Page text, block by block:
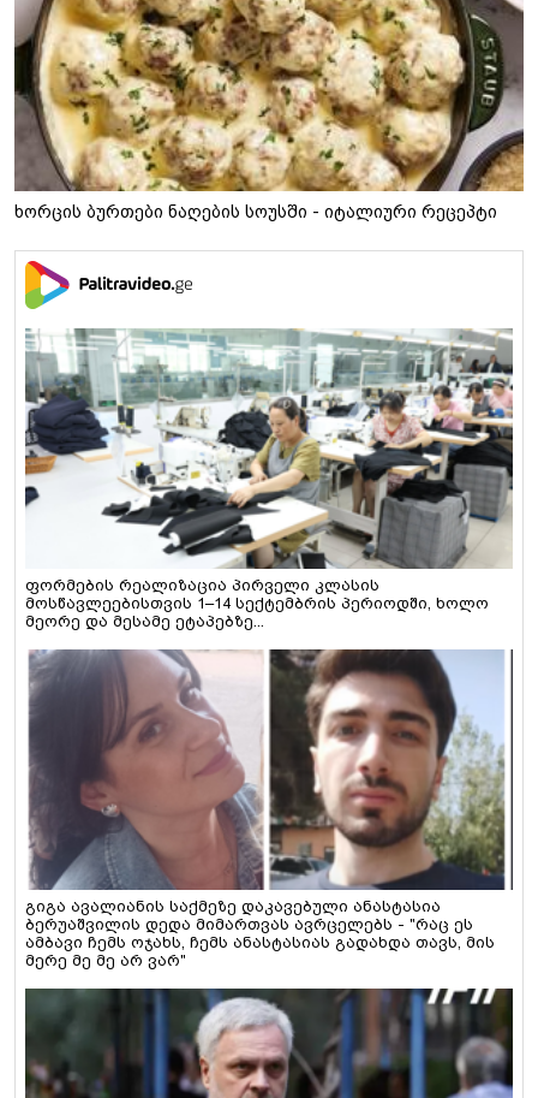
ხორცის ბურთები ნაღების სოუსში - იტალიური რეცეპტი
ფორმების რეალიზაცია პირველი კლასის
მოსწავლეებისთვის 1–14 სექტემბრის პერიოდში, ხოლო
მეორე და მესამე ეტაპებზე...
გიგა ავალიანის საქმეზე დაკავებული ანასტასია
ბერუაშვილის დედა მიმართვას ავრცელებს - "რაც ეს
ამბავი ჩემს ოჯახს, ჩემს ანასტასიას გადახდა თავს, მის
მერე მე მე არ ვარ"